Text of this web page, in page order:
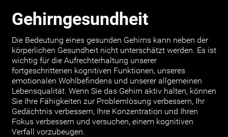
Gehirngesundheit
Die Bedeutung eines gesunden Gehirns kann neben der
körperlichen Gesundheit nicht unterschätzt werden. Es ist
wichtig für die Aufrechterhaltung unserer
fortgeschrittenen kognitiven Funktionen, unseres
emotionalen Wohlbefindens und unserer allgemeinen
Lebensqualität. Wenn Sie das Gehirn aktiv halten, können
Sie Ihre Fähigkeiten zur Problemlösung verbessern, Ihr
Gedächtnis verbessern, Ihre Konzentration und Ihren
Fokus verbessern und versuchen, einem kognitiven
Verfall vorzubeugen.